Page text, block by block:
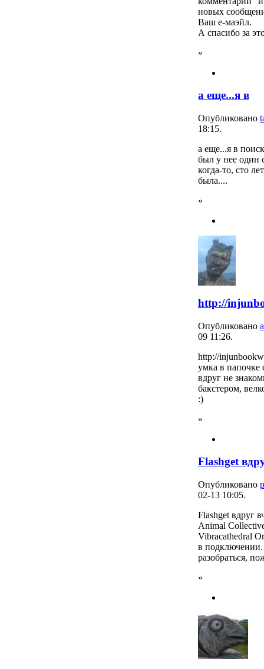
новых
Ваш е-маэйл.
А спасибо за
»
а еще...я в
Опубликовано
18:15.
а еще...я в
был у нее один
когда-то, сто
была....
»
http://
Опубликовано
09 11:26.
http://
умка в папочке
вдруг не
бакстером,
:)
»
Flashget
Опубликовано
02-13 10:05.
Flashget вдруг
Animal
Vibracathedral
в
разобраться,
»